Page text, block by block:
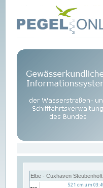
Elbe - Cuxhaven Steubenhöft